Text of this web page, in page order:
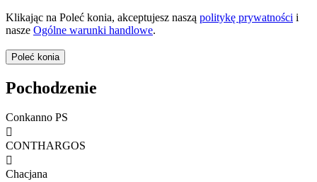
Klikając na Poleć konia, akceptujesz naszą politykę prywatności i
nasze Ogólne warunki handlowe.
Pochodzenie
Conkanno PS

CONTHARGOS

Chacjana